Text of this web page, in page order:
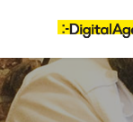
content